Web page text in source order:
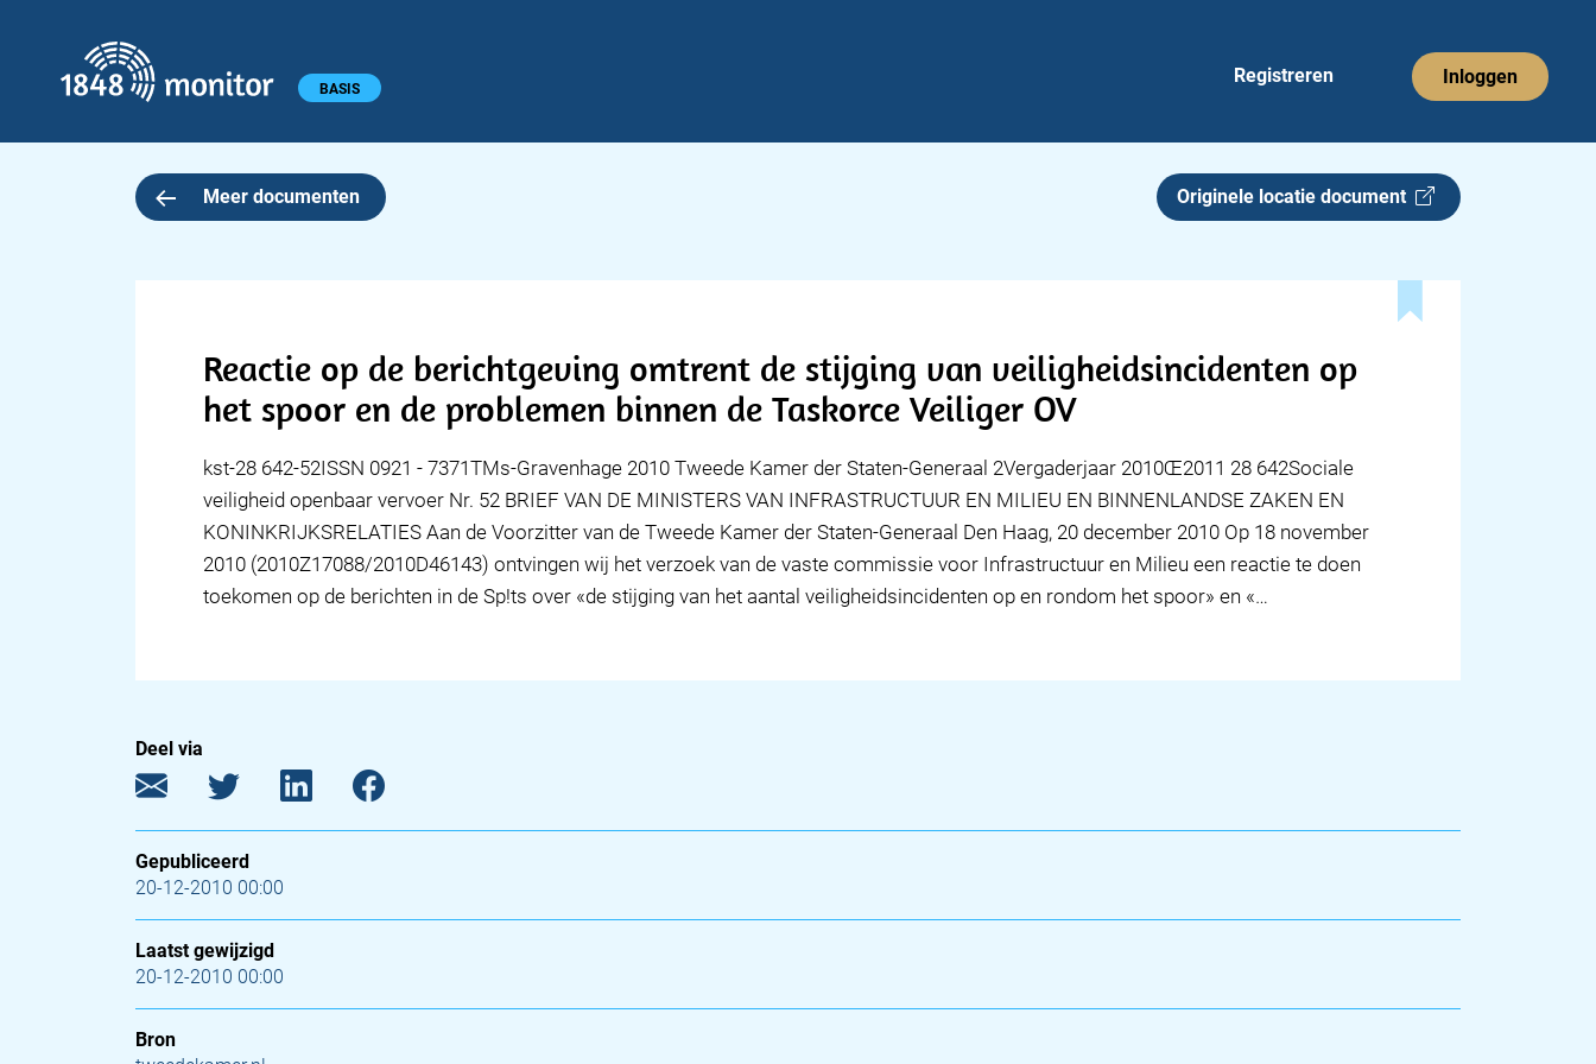
Hoofdmenu BASIS
Registreren Inloggen
Meer documenten Originele locatie document
Reactie op de berichtgeving omtrent de stijging van veiligheidsincidenten op
het spoor en de problemen binnen de Taskorce Veiliger OV
kst-28 642-52ISSN 0921 - 7371TMs-Gravenhage 2010 Tweede Kamer der Staten-Generaal 2Vergaderjaar 2010Œ2011 28 642Sociale
veiligheid openbaar vervoer Nr. 52 BRIEF VAN DE MINISTERS VAN INFRASTRUCTUUR EN MILIEU EN BINNENLANDSE ZAKEN EN
KONINKRIJKSRELATIES Aan de Voorzitter van de Tweede Kamer der Staten-Generaal Den Haag, 20 december 2010 Op 18 november
2010 (2010Z17088/2010D46143) ontvingen wij het verzoek van de vaste commissie voor Infrastructuur en Milieu een reactie te doen
toekomen op de berichten in de Sp!ts over «de stijging van het aantal veiligheidsincidenten op en rondom het spoor» en «…
Deel via
Gepubliceerd
20-12-2010 00:00
Laatst gewijzigd
20-12-2010 00:00
Bron